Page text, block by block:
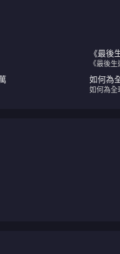
《最後
《最後
如何為
如何為